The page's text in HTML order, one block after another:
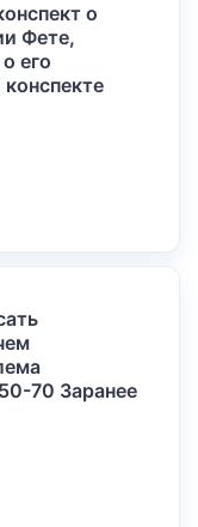
о
Фете,
его
70 Заранее